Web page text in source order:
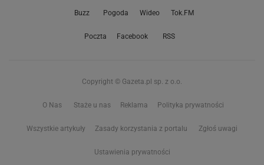
Buzz Pogoda Wideo Tok.FM
Poczta Facebook RSS
Copyright © Gazeta.pl sp. z o.o.
O Nas Staże u nas Reklama Polityka prywatności
Wszystkie artykuły Zasady korzystania z portalu Zgłoś uwagi
Ustawienia prywatności